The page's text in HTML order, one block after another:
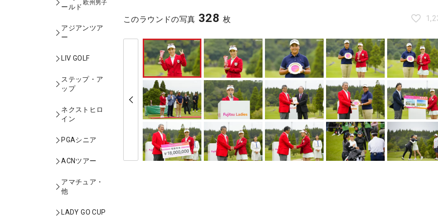
ールド
欧州男子
アジアンツア
ー
LIV GOLF
ステップ・ア
ップ
ネクストヒロ
イン
PGAシニア
ACNツアー
アマチュア・
他
LADY GO CUP
このラウンドの写真 328 枚